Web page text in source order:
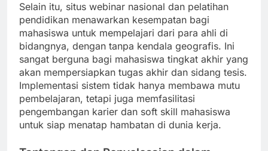
Selain itu, situs webinar nasional dan pelatihan
pendidikan menawarkan kesempatan bagi
mahasiswa untuk mempelajari dari para ahli di
bidangnya, dengan tanpa kendala geografis. Ini
sangat berguna bagi mahasiswa tingkat akhir yang
akan mempersiapkan tugas akhir dan sidang tesis.
Implementasi sistem tidak hanya membawa mutu
pembelajaran, tetapi juga memfasilitasi
pengembangan karier dan soft skill mahasiswa
untuk siap menatap hambatan di dunia kerja.